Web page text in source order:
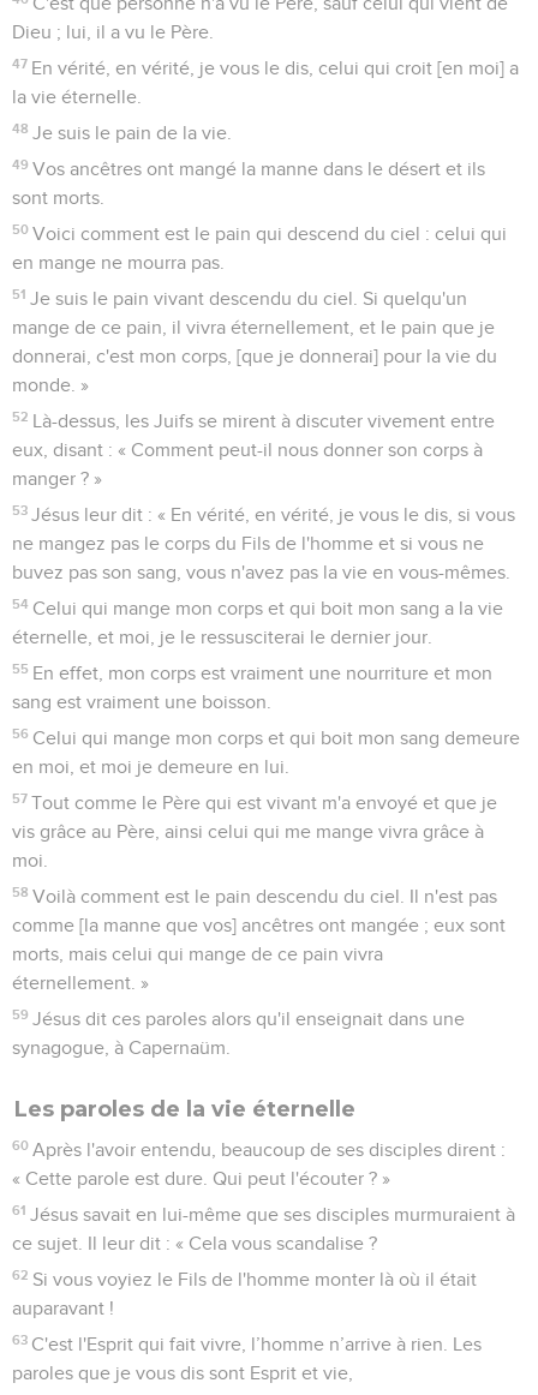
Dieu ; lui, il a vu le Père.
47 En vérité, en vérité, je vous le dis, celui qui croit [en moi] a
la vie éternelle.
48 Je suis le pain de la vie.
49 Vos ancêtres ont mangé la manne dans le désert et ils
sont morts.
50 Voici comment est le pain qui descend du ciel : celui qui
en mange ne mourra pas.
51 Je suis le pain vivant descendu du ciel. Si quelqu'un
mange de ce pain, il vivra éternellement, et le pain que je
donnerai, c'est mon corps, [que je donnerai] pour la vie du
monde. »
52 Là-dessus, les Juifs se mirent à discuter vivement entre
eux, disant : « Comment peut-il nous donner son corps à
manger ? »
53 Jésus leur dit : « En vérité, en vérité, je vous le dis, si vous
ne mangez pas le corps du Fils de l'homme et si vous ne
buvez pas son sang, vous n'avez pas la vie en vous-mêmes.
54 Celui qui mange mon corps et qui boit mon sang a la vie
éternelle, et moi, je le ressusciterai le dernier jour.
55 En effet, mon corps est vraiment une nourriture et mon
sang est vraiment une boisson.
56 Celui qui mange mon corps et qui boit mon sang demeure
en moi, et moi je demeure en lui.
57 Tout comme le Père qui est vivant m'a envoyé et que je
vis grâce au Père, ainsi celui qui me mange vivra grâce à
moi.
58 Voilà comment est le pain descendu du ciel. Il n'est pas
comme [la manne que vos] ancêtres ont mangée ; eux sont
morts, mais celui qui mange de ce pain vivra
éternellement. »
59 Jésus dit ces paroles alors qu'il enseignait dans une
synagogue, à Capernaüm.
Les paroles de la vie éternelle
60 Après l'avoir entendu, beaucoup de ses disciples dirent :
« Cette parole est dure. Qui peut l'écouter ? »
61 Jésus savait en lui-même que ses disciples murmuraient à
ce sujet. Il leur dit : « Cela vous scandalise ?
62 Si vous voyiez le Fils de l'homme monter là où il était
auparavant !
63 C'est l'Esprit qui fait vivre, l’homme n’arrive à rien. Les
paroles que je vous dis sont Esprit et vie,